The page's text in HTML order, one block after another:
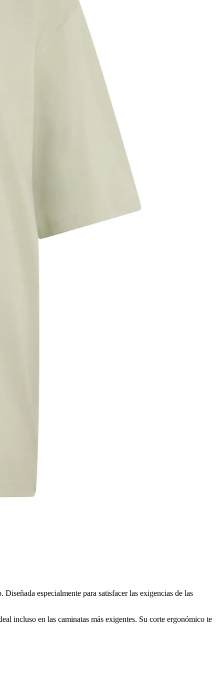
especialmente para satisfacer las exigencias de las
incluso en las caminatas más exigentes. Su corte ergonómico te